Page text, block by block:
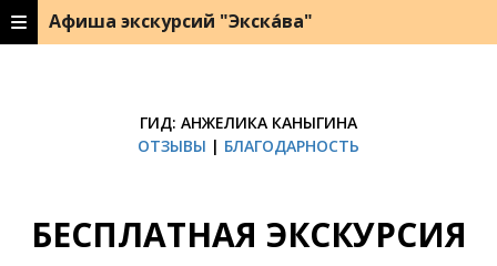
Афиша экскурсий "Экска́ва"
ГИД: АНЖЕЛИКА КАНЫГИНА
ОТЗЫВЫ | БЛАГОДАРНОСТЬ
БЕСПЛАТНАЯ ЭКСКУРСИЯ